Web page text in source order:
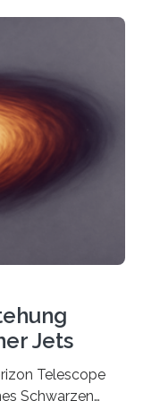
veröffentlichte
sind
– oder anders
es in den…
Jets
Telescope
Schwarzen